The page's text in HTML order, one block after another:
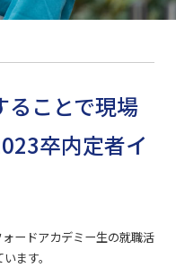
ることで現場
卒内定者イ
ードアカデミー生の就職活
ます。